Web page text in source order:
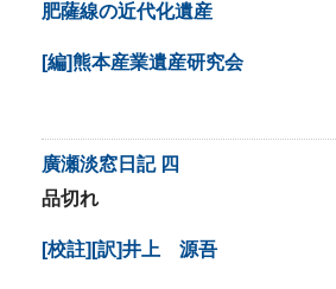
肥薩線の近代化遺産
[編]熊本産業遺産研究会
廣瀬淡窓日記 四
品切れ
[校註][訳]井上 源吾